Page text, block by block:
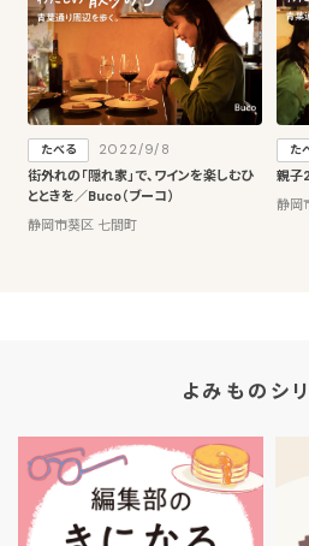
たべる
2022/9/8
街外れの「隠れ家」で、ワインを楽しむひ
とときを／Buco（ブーコ）
静岡市葵区 七間町
た
親子
静岡
よみものシ